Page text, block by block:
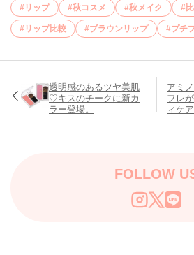
リップ 秋コスメ 秋メイク
リップ比較 ブラウンリップ プチ
透明感のあるツヤ美肌
♡キスのチークに新カ
ラー登場。
アミ
フレ
ィケ
FOLLOW